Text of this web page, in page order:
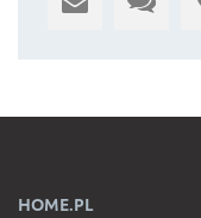
HOME.PL